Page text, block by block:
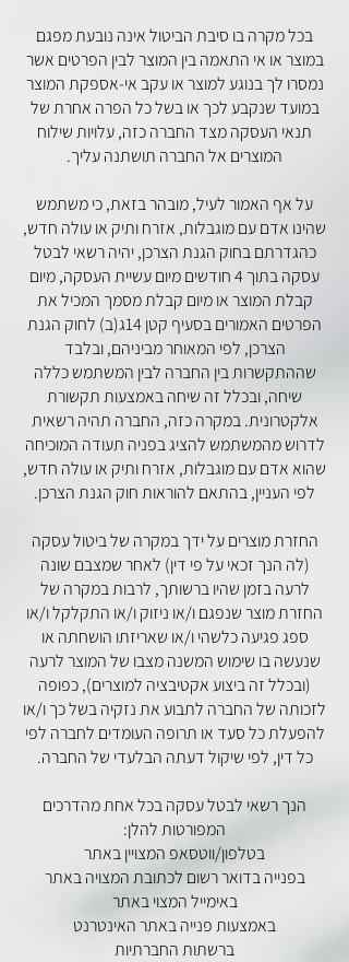
בכל מקרה בו סיבת הביטול אינה נובעת מפגם
במוצר או אי התאמה בין המוצר לבין הפרטים אשר
נמסרו לך בנוגע למוצר או עקב אי-אספקת המוצר
במועד שנקבע לכך או בשל כל הפרה אחרת של
תנאי העסקה מצד החברה כזה, עלויות שילוח
המוצרים אל החברה תושתנה עליך.
על אף האמור לעיל, מובהר בזאת, כי משתמש
שהינו אדם עם מוגבלות, אזרח ותיק או עולה חדש,
כהגדרתם בחוק הגנת הצרכן, יהיה רשאי לבטל
עסקה בתוך 4 חודשים מיום עשיית העסקה, מיום
קבלת המוצר או מיום קבלת מסמך המכיל את
הפרטים האמורים בסעיף קטן 14ג(ב) לחוק הגנת
הצרכן, לפי המאוחר מביניהם, ובלבד
שההתקשרות בין החברה לבין המשתמש כללה
שיחה, ובכלל זה שיחה באמצעות תקשורת
אלקטרונית. במקרה כזה, החברה תהיה רשאית
לדרוש מהמשתמש להציג בפניה תעודה המוכיחה
שהוא אדם עם מוגבלות, אזרח ותיק או עולה חדש,
לפי העניין, בהתאם להוראות חוק הגנת הצרכן.
החזרת מוצרים על ידך במקרה של ביטול עסקה
(לה הנך זכאי על פי דין) לאחר שמצבם שונה
לרעה בזמן שהיו ברשותך, לרבות במקרה של
החזרת מוצר שנפגם ו/או ניזוק ו/או התקלקל ו/או
ספג פגיעה כלשהי ו/או שאריזתו הושחתה או
שנעשה בו שימוש המשנה מצבו של המוצר לרעה
(ובכלל זה ביצוע אקטיבציה למוצרים), כפופה
לזכותה של החברה לתבוע את נזקיה בשל כך ו/או
להפעלת כל סעד או תרופה העומדים לחברה לפי
כל דין, לפי שיקול דעתה הבלעדי של החברה.
הנך רשאי לבטל עסקה בכל אחת מהדרכים
המפורטות להלן:
בטלפון/ווטסאפ המצויין באתר
בפנייה בדואר רשום לכתובת המצויה באתר
באימייל המצוי באתר
באמצעות פנייה באתר האינטרנט
ברשתות החברתיות